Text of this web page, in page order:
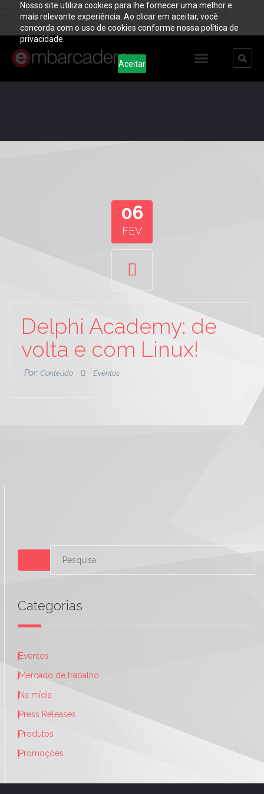
Nosso site utiliza cookies para lhe fornecer uma melhor e
mais relevante experiência. Ao clicar em aceitar, você
concorda com o uso de cookies conforme nossa política de
privacidade.
Aceitar
..... ..... .....
..... ..... .....
...... ......
06
FEV
Delphi Academy: de
volta e com Linux!
Por: Conteúdo Eventos
Categorias
Eventos
Mercado de trabalho
Na mídia
Press Releases
Produtos
Promoções